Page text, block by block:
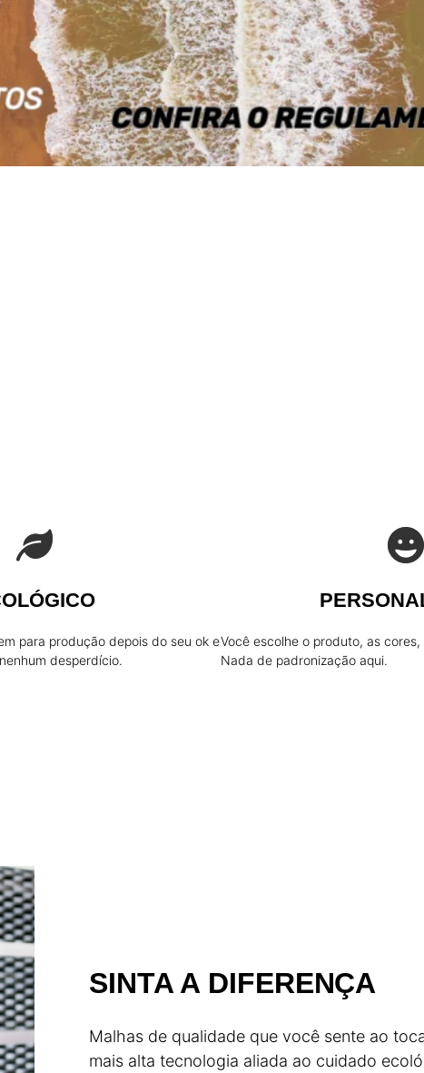
de nossas pranchas!
ENCOMENDA
para produção depois do seu ok e
desperdício.
Você escolhe o produto, as
Nada de padronização aqui.
SINTA A DIFERENÇA
Malhas de qualidade que você sente ao
mais alta tecnologia aliada ao cuidado